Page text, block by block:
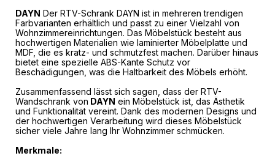
DAYN Der RTV-Schrank DAYN ist in mehreren trendigen
Farbvarianten erhältlich und passt zu einer Vielzahl von
Wohnzimmereinrichtungen. Das Möbelstück besteht aus
hochwertigen Materialien wie laminierter Möbelplatte und
MDF, die es kratz- und schmutzfest machen. Darüber hinaus
bietet eine spezielle ABS-Kante Schutz vor
Beschädigungen, was die Haltbarkeit des Möbels erhöht.
Zusammenfassend lässt sich sagen, dass der RTV-
Wandschrank von DAYN ein Möbelstück ist, das Ästhetik
und Funktionalität vereint. Dank des modernen Designs und
der hochwertigen Verarbeitung wird dieses Möbelstück
sicher viele Jahre lang Ihr Wohnzimmer schmücken.
Merkmale: